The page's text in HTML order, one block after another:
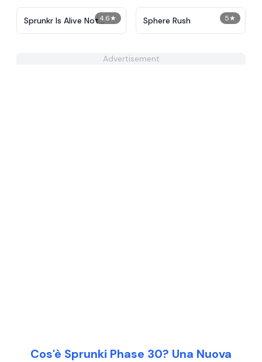
4.6★
Sprunkr Is Alive Not
Dead
5★
Sphere Rush
Advertisement
Cos'è Sprunki Phase 30? Una Nuova